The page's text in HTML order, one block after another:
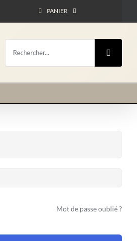
PANIER
Mot de passe oublié ?